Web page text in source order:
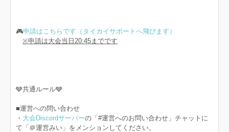
🎮申請はこちらです（タイカイサポートへ飛びます）
※申請は大会当日20:45までです
🩶共通ルール🩶
■運営への問い合わせ
・ 大会Discordサーバーの「#運営へのお問い合わせ」チャットに
て「＠運営みい」をメンションしてください。